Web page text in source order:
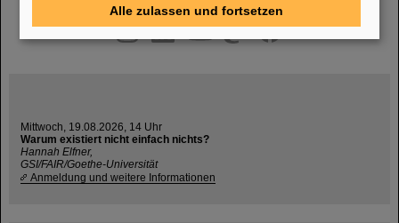
instagramlinkedinyoutube
helmholtz.social
facebook
Mittwoch, 19.08.2026, 14 Uhr
Warum existiert nicht einfach nichts?
Hannah Elfner,
GSI/FAIR/Goethe-Universität
Anmeldung und weitere Informationen
Alle zulassen und fortsetzen